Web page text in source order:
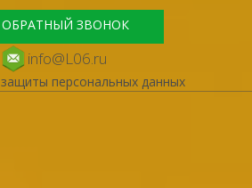
ОБРАТНЫЙ ЗВОНОК
info@L06.ru
персональных данных